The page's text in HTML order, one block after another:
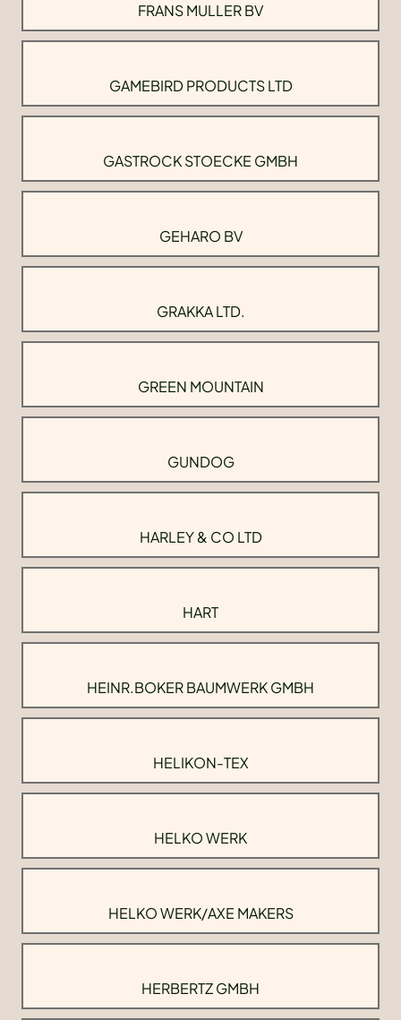
FRANS MULLER BV
GAMEBIRD PRODUCTS LTD
GASTROCK STOECKE GMBH
GEHARO BV
GRAKKA LTD.
GREEN MOUNTAIN
GUNDOG
HARLEY & CO LTD
HART
HEINR.BOKER BAUMWERK GMBH
HELIKON-TEX
HELKO WERK
HELKO WERK/AXE MAKERS
HERBERTZ GMBH